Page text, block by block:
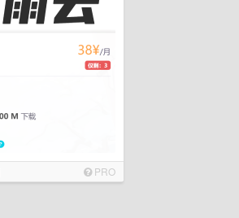
PRO